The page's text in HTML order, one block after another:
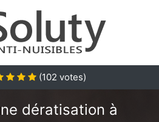
(102 votes)
dératisation à